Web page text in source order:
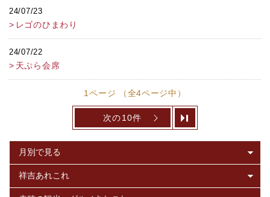
24/07/23
レゴのひまわり
24/07/22
天ぷら会席
1ページ （全4ページ中）
次の10件